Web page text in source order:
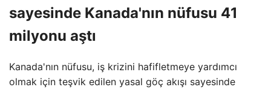
sayesinde Kanada'nın nüfusu 41
milyonu aştı
Kanada'nın nüfusu, iş krizini hafifletmeye yardımcı
olmak için teşvik edilen yasal göç akışı sayesinde